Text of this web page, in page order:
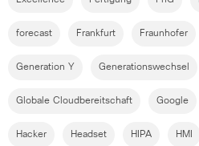
forecast Frankfurt Fraunhofer
Generation Y Generationswechsel
Globale Cloudbereitschaft Google
Hacker Headset HIPA HMI